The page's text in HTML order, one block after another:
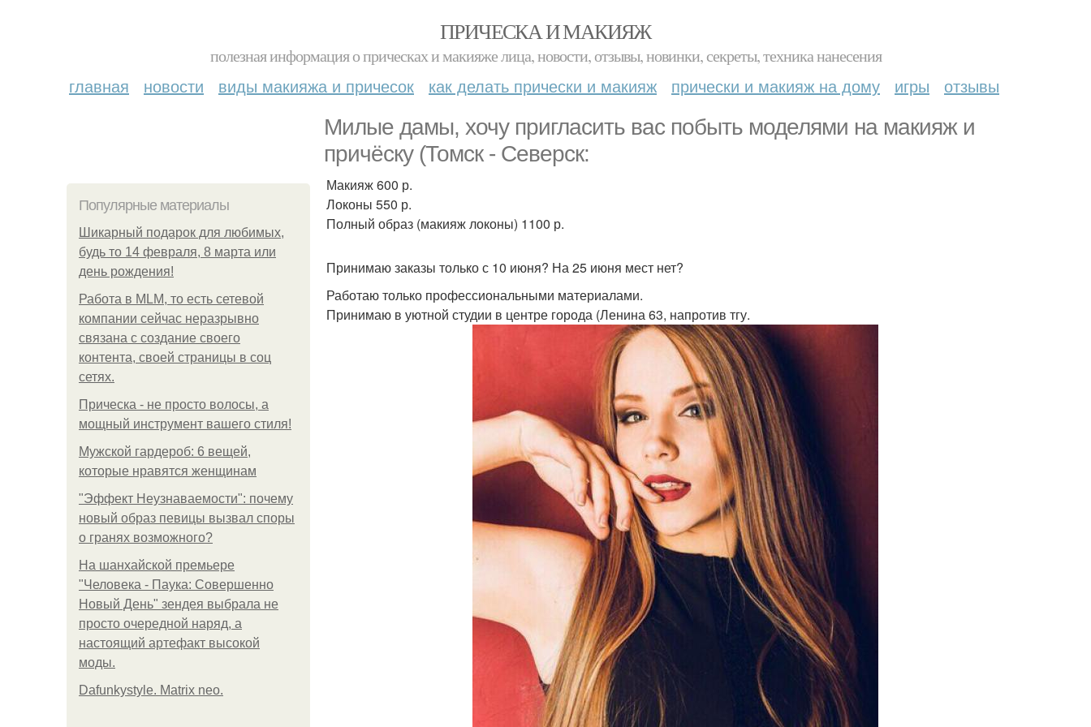
ПРИЧЕСКА И МАКИЯЖ
полезная информация о прическах и макияже лица, новости, отзывы, новинки, секреты, техника нанесения
главная новости виды макияжа и причесок как делать прически и макияж прически и макияж на дому игры отзывы
Милые дамы, хочу пригласить вас побыть моделями на макияж и
причёску (Томск - Северск:
Популярные материалы
Шикарный подарок для любимых,
будь то 14 февраля, 8 марта или
день рождения!
Работа в MLM, то есть сетевой
компании сейчас неразрывно
связана с создание своего
контента, своей страницы в соц
сетях.
Прическа - не просто волосы, а
мощный инструмент вашего стиля!
Мужской гардероб: 6 вещей,
которые нравятся женщинам
"Эффект Неузнаваемости": почему
новый образ певицы вызвал споры
о гранях возможного?
На шанхайской премьере
"Человека - Паука: Совершенно
Новый День" зендея выбрала не
просто очередной наряд, а
настоящий артефакт высокой
моды.
Dafunkystyle. Matrix neo.
Макияж 600 р.
Локоны 550 р.
Полный образ (макияж локоны) 1100 р.
Принимаю заказы только с 10 июня? На 25 июня мест нет?
Работаю только профессиональными материалами.
Принимаю в уютной студии в центре города (Ленина 63, напротив тгу.